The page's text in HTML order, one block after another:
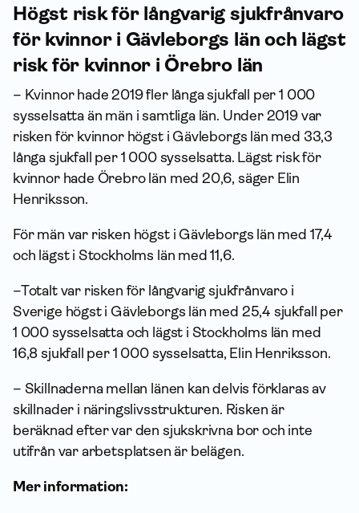
Högst risk för långvarig sjukfrånvaro
för kvinnor i Gävleborgs län och lägst
risk för kvinnor i Örebro län
– Kvinnor hade 2019 fler långa sjukfall per 1 000
sysselsatta än män i samtliga län. Under 2019 var
risken för kvinnor högst i Gävleborgs län med 33,3
långa sjukfall per 1 000 sysselsatta. Lägst risk för
kvinnor hade Örebro län med 20,6, säger Elin
Henriksson.
För män var risken högst i Gävleborgs län med 17,4
och lägst i Stockholms län med 11,6.
–Totalt var risken för långvarig sjukfrånvaro i
Sverige högst i Gävleborgs län med 25,4 sjukfall per
1 000 sysselsatta och lägst i Stockholms län med
16,8 sjukfall per 1 000 sysselsatta, Elin Henriksson.
– Skillnaderna mellan länen kan delvis förklaras av
skillnader i näringslivsstrukturen. Risken är
beräknad efter var den sjukskrivna bor och inte
utifrån var arbetsplatsen är belägen.
Mer information: